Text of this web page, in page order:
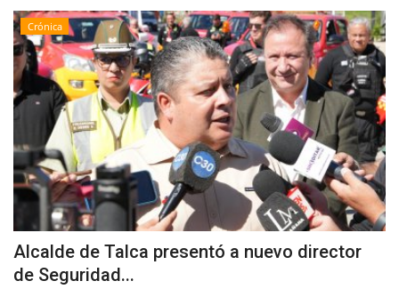
Crónica
Alcalde de Talca presentó a nuevo director
de Seguridad...